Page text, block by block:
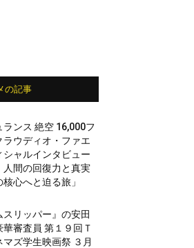
の記事
ランス 絶空 16,000フ
ラウディオ・ファエ
シャルインタビュー
人間の回復力と真実
心へと迫る旅」
スリッパー』の安田
華審査員 第１９回Ｔ
マズ学生映画祭 ３月